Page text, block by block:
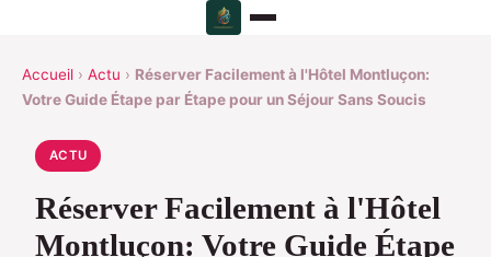
Accueil › Actu › Réserver Facilement à l'Hôtel Montluçon:
Votre Guide Étape par Étape pour un Séjour Sans Soucis
ACTU
Réserver Facilement à l'Hôtel
Montluçon: Votre Guide Étape